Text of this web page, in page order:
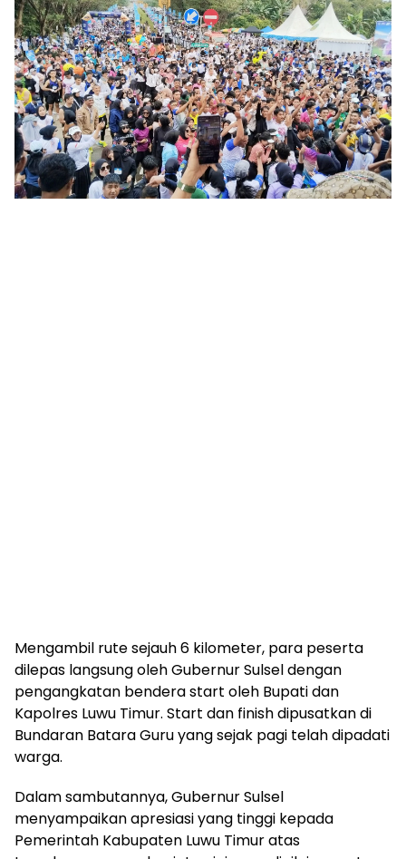
Mengambil rute sejauh 6 kilometer, para peserta
dilepas langsung oleh Gubernur Sulsel dengan
pengangkatan bendera start oleh Bupati dan
Kapolres Luwu Timur. Start dan finish dipusatkan di
Bundaran Batara Guru yang sejak pagi telah dipadati
warga.
Dalam sambutannya, Gubernur Sulsel
menyampaikan apresiasi yang tinggi kepada
Pemerintah Kabupaten Luwu Timur atas